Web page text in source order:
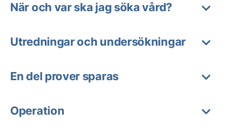
När och var ska jag söka vård?
Utredningar och undersökningar
En del prover sparas
Operation